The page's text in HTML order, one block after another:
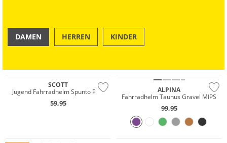
DAMEN HERREN KINDER
SCOTT
Jugend Fahrradhelm Spunto Plus
59,95
ALPINA
Fahrradhelm Taunus Gravel MIPS
99,95